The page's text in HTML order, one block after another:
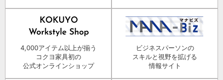
4,000アイテム以上が揃う
コクヨ家具初の
公式オンラインショップ
ビジネスパーソンの
スキルと視野を拡げる
情報サイト